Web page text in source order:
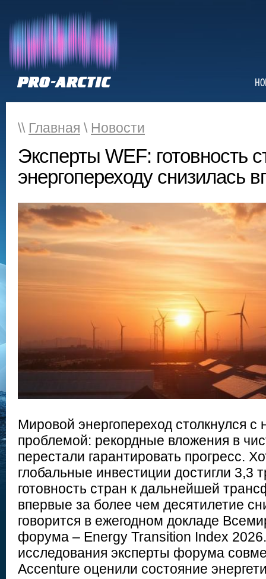
\\ Главная \ Новости
Эксперты WEF: готовность
энергопереходу снизилась
Мировой энергопереход столкнулся с
проблемой: рекордные вложения в
перестали гарантировать прогресс.
глобальные инвестиции достигли 3,3
готовность стран к дальнейшей
впервые за более чем десятилетие
говорится в ежегодном докладе
форума – Energy Transition Index
исследования эксперты форума
Accenture оценили состояние